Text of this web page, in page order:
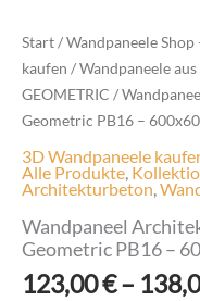
Start/Wandpaneele
kaufen /Wandpaneele
GEOMETRIC /
Geometric PB16 –
3D Wandpaneele
Alle Produkte,
Architekturbeton,
Wandpaneel
Geometric PB16 –
123,00€–